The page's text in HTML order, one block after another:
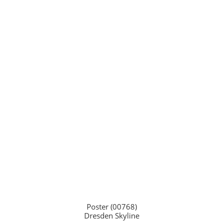
Poster (00768)
Dresden Skyline